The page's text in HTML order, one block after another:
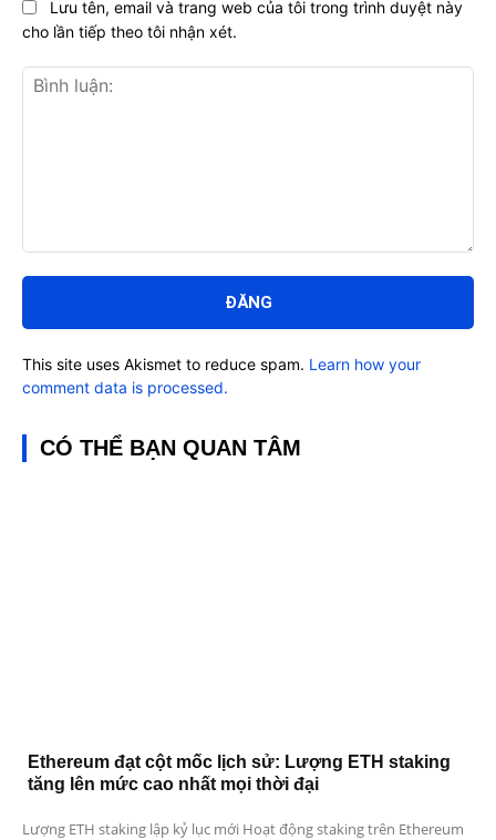
luận:
Lưu tên, email và trang web của tôi trong trình duyệt này
cho lần tiếp theo tôi nhận xét.
This site uses Akismet to reduce spam. Learn how your
comment data is processed.
CÓ THỂ BẠN QUAN TÂM
Ethereum đạt cột mốc lịch sử: Lượng ETH staking
tăng lên mức cao nhất mọi thời đại
Lượng ETH staking lập kỷ lục mới Hoạt động staking trên Ethereum